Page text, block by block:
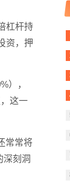
杠杆持
资，押
），
这一
常常将
深刻洞